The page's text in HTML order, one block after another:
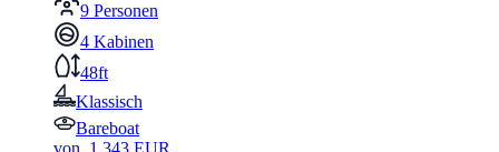
9 Personen
4 Kabinen
48ft
Klassisch
Bareboat